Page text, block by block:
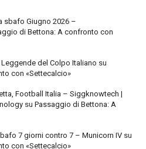
sbafo Giugno 2026 –
di Bettona: A confronto con
del Colpo Italiano su
con «Settecalcio»
Football Italia – Siggknowtech |
su Passaggio di Bettona: A
7 giorni contro 7 – Municorn IV su
con «Settecalcio»